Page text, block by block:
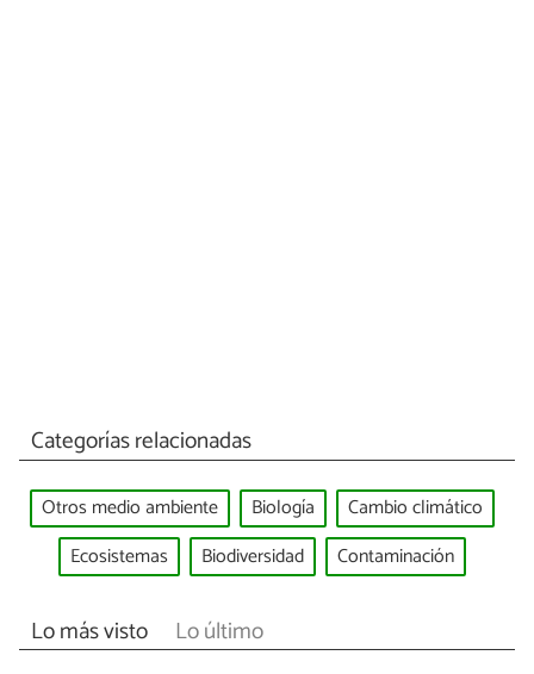
Categorías relacionadas
Otros medio ambiente Biología
Cambio climático
Ecosistemas
Biodiversidad Contaminación
Lo más visto Lo último